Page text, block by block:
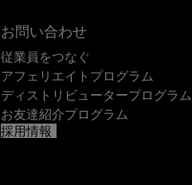
お問い合わせ
従業員をつなぐ
アフェリエイトプログラム
ディストリビュータープログラム
お友達紹介プログラム
採用情報